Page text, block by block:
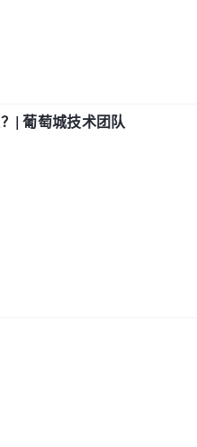
| 葡萄城技术团队